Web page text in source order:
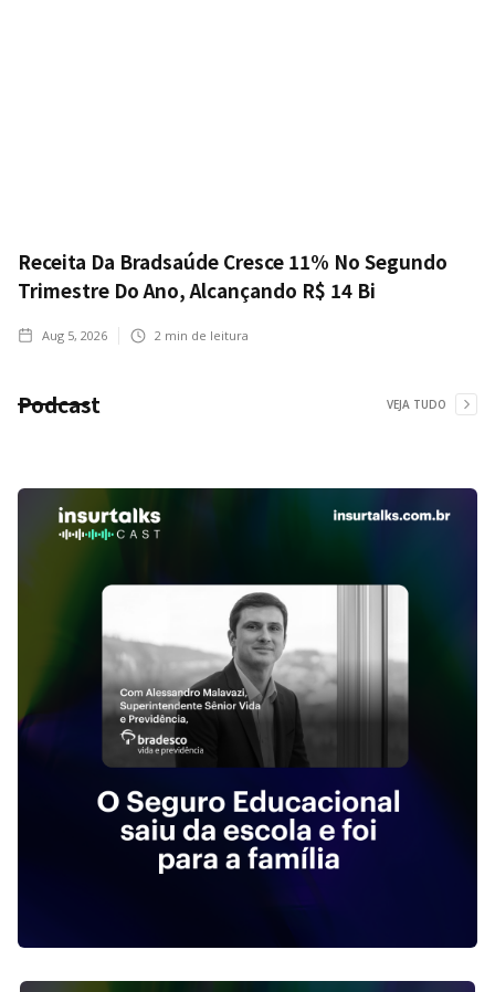
Receita Da Bradsaúde Cresce 11% No Segundo
Trimestre Do Ano, Alcançando R$ 14 Bi
Aug 5, 2026 2 min de leitura
Podcast VEJA TUDO